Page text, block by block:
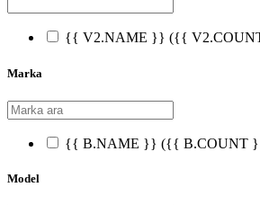
{{ V2.NAME }} ({{
Marka
{{ B.NAME }} ({{ B.COUNT
Model